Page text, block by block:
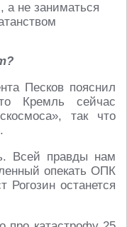
Песков пояснил
Кремль сейчас
так что
Всей правды нам
опекать ОПК
Рогозин останется